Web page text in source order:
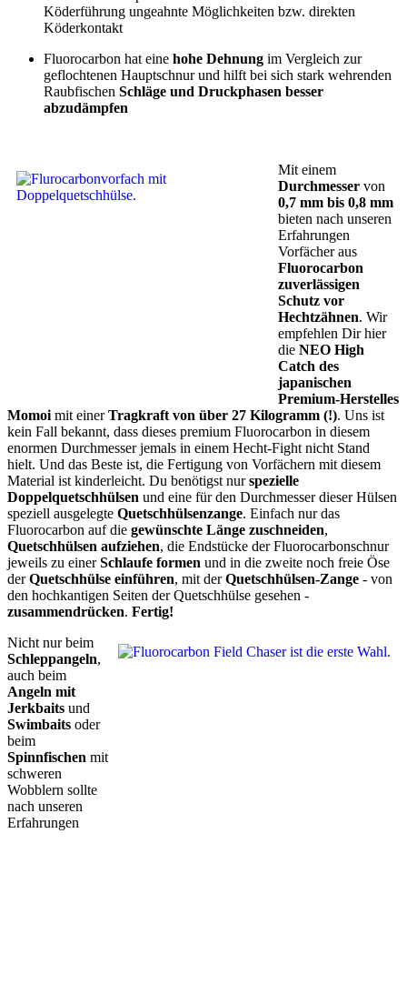
Köderführung ungeahnte Möglichkeiten bzw. direkten
Köderkontakt
Fluorocarbon hat eine hohe Dehnung im Vergleich zur
geflochtenen Hauptschnur und hilft bei sich stark wehrenden
Raubfischen Schläge und Druckphasen besser
abzudämpfen
Mit einem
Durchmesser von
0,7 mm bis 0,8 mm
bieten nach unseren
Erfahrungen
Vorfächer aus
Fluorocarbon
zuverlässigen
Schutz vor
Hechtzähnen. Wir
empfehlen Dir hier
die NEO High
Catch des
japanischen
Premium-Herstelles
Momoi mit einerTragkraft von über 27 Kilogramm (!). Uns ist
kein Fall bekannt, dass dieses premium Fluorocarbon in diesem
enormen Durchmesser jemals in einem Hecht-Fight nicht Stand
hielt. Und das Beste ist, die Fertigung von Vorfächern mit diesem
Material ist kinderleicht. Du benötigst nurspezielle
Doppelquetschhülsen und eine für den Durchmesser dieser Hülsen
speziell ausgelegte Quetschhülsenzange. Einfach nur das
Fluorocarbon auf die gewünschte Länge zuschneiden,
Quetschhülsen aufziehen, die Endstücke der Fluorocarbonschnur
jeweils zu einerSchlaufe formen und in die zweite noch freie Öse
derQuetschhülse einführen, mit derQuetschhülsen-Zange - von
den hochkantigen Seiten der Quetschhülse gesehen -
zusammendrücken. Fertig!
Nicht nur beim
Schleppangeln,
auch beim
Angeln mit
Jerkbaits und
Swimbaits oder
beim
Spinnfischen mit
schweren
Wobblern sollte
nach unseren
Erfahrungen